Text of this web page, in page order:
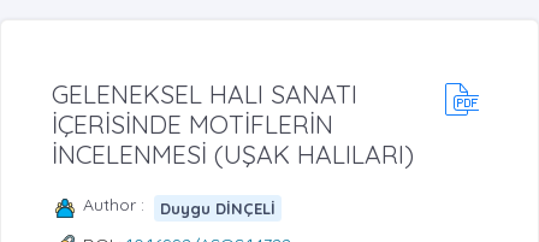
GELENEKSEL HALI SANATI
İÇERİSİNDE MOTİFLERİN
İNCELENMESİ (UŞAK HALILARI)
Author : Duygu DİNÇELİ